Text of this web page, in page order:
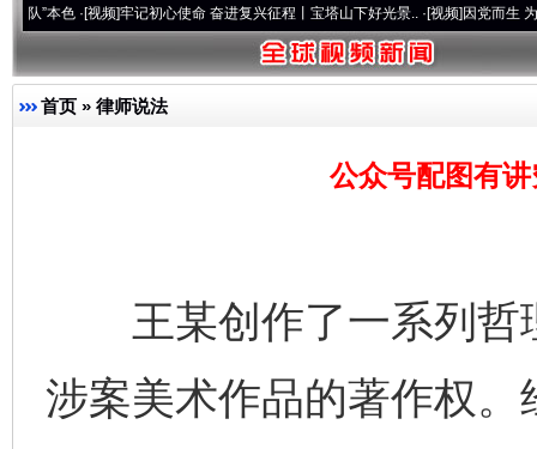
·[视频]牢记初心使命 奋进复兴征程丨宝塔山下好光景..·[视频]因党而生 为党而战——
首页 » 律师说法
公众号配图有
王某创作了一系列哲
涉案美术作品的著作权